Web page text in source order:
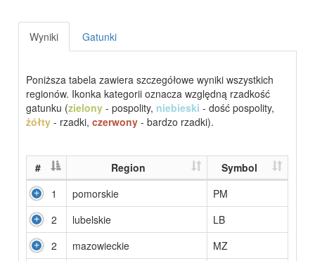
Wyniki Gatunki
Poniższa tabela zawiera szczegółowe wyniki wszystkich
regionów. Ikonka kategorii oznacza względną rzadkość
gatunku (zielony - pospolity, niebieski - dość pospolity,
żółty - rzadki,czerwony - bardzo rzadki).
# Region
Symbol
1
pomorskie
PM
2
lubelskie
LB
2
mazowieckie
MZ